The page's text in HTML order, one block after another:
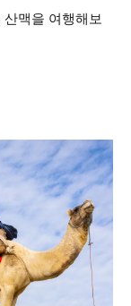
맥을 여행해보